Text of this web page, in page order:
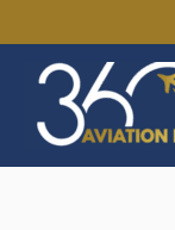
al
contenido